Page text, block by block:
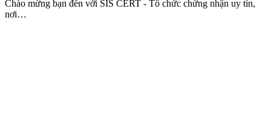
Chào mừng bạn đến với SIS CERT - Tổ chức chứng nhận uy tín,
nơi…